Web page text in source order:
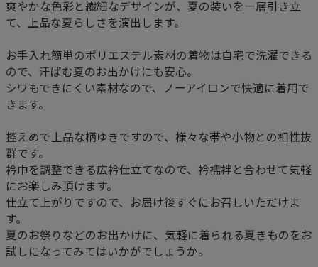
爽やかな色彩と繊細なデザインが、夏の装いを一層引き立
て、上品な夏らしさを演出します。
お手入れ簡単のポリエステル素材の着物は自宅で洗濯できる
ので、汗ばむ夏のお出かけにも安心。
シワもできにくい素材なので、ノーアイロンで快適に着用で
きます。
控えめで上品な柄ゆきですので、様々な帯や小物との相性抜
群です。
衿巾を調整できる広衿仕立てなので、衿襦袢と合わせて気軽
にお楽しみ頂けます。
仕立て上がりですので、お届け後すぐにお召しいただけま
す。
夏のお祭りなどのお出かけに、気軽に着られる夏きものをお
試しになってみてはいかがでしょうか。